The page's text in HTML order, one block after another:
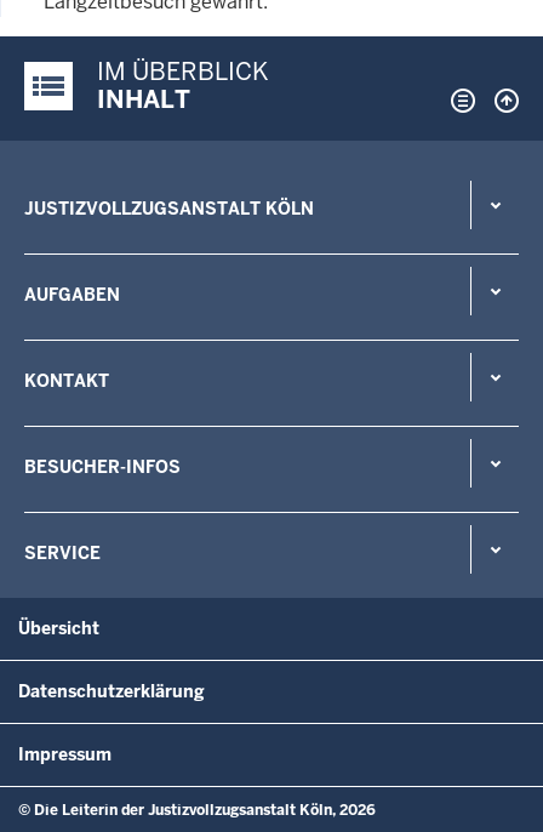
Justiz-Portal im Überblick:
IM ÜBERBLICK
INHALT
JUSTIZVOLLZUGSANSTALT KÖLN
AUFGABEN
KONTAKT
BESUCHER-INFOS
SERVICE
Übersicht
Datenschutzerklärung
Impressum
© Die Leiterin der Justizvollzugsanstalt Köln, 2026